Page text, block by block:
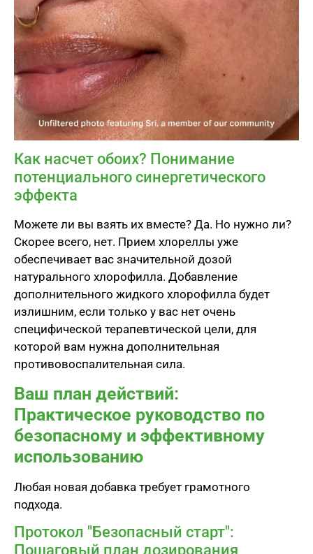
Как насчет обоих? Понимание
потенциального синергетического
эффекта
Можете ли вы взять их вместе? Да. Но нужно ли?
Скорее всего, нет. Прием хлореллы уже
обеспечивает вас значительной дозой
натурального хлорофилла. Добавление
дополнительного жидкого хлорофилла будет
излишним, если только у вас нет очень
специфической терапевтической цели, для
которой вам нужна дополнительная
противовоспалительная сила.
Ваш план действий:
Практическое руководство по
безопасному и эффективному
использованию
Любая новая добавка требует грамотного
подхода.
Протокол "Безопасный старт":
Пошаговый план дозирования